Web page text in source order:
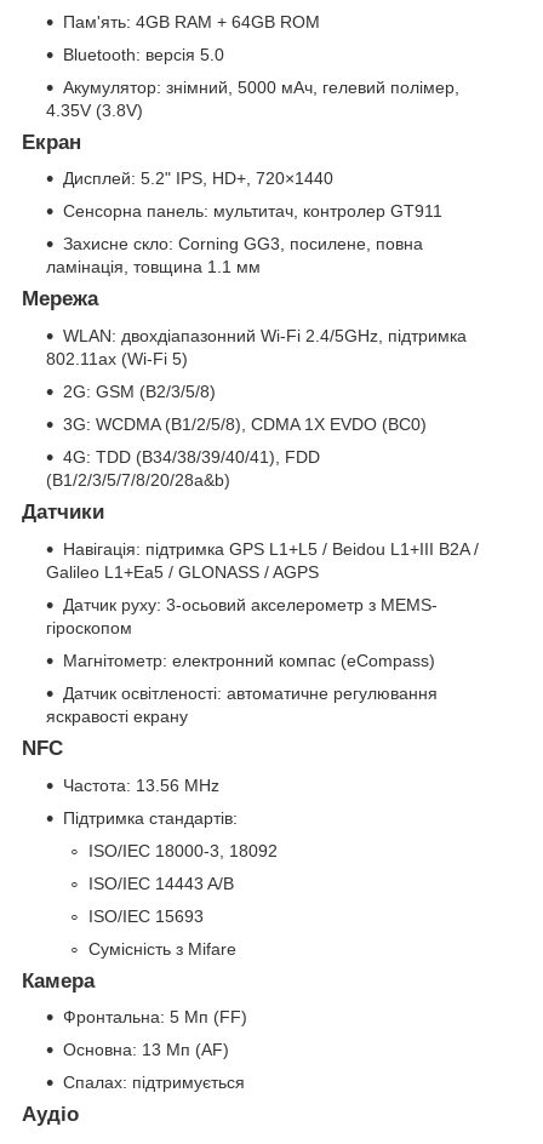
Пам'ять: 4GB RAM + 64GB ROM
Bluetooth: версія 5.0
Акумулятор: знімний, 5000 мАч, гелевий полімер,
4.35V (3.8V)
Екран
Дисплей: 5.2" IPS, HD+, 720×1440
Сенсорна панель: мультитач, контролер GT911
Захисне скло: Corning GG3, посилене, повна
ламінація, товщина 1.1 мм
Мережа
WLAN: двохдіапазонний Wi-Fi 2.4/5GHz, підтримка
802.11ax (Wi-Fi 5)
2G: GSM (B2/3/5/8)
3G: WCDMA (B1/2/5/8), CDMA 1X EVDO (BC0)
4G: TDD (B34/38/39/40/41), FDD
(B1/2/3/5/7/8/20/28a&b)
Датчики
Навігація: підтримка GPS L1+L5 / Beidou L1+III B2A /
Galileo L1+Ea5 / GLONASS / AGPS
Датчик руху: 3-осьовий акселерометр з MEMS-
гіроскопом
Магнітометр: електронний компас (eCompass)
Датчик освітленості: автоматичне регулювання
яскравості екрану
NFC
Частота: 13.56 MHz
Підтримка стандартів:
ISO/IEC 18000-3, 18092
ISO/IEC 14443 A/B
ISO/IEC 15693
Сумісність з Mifare
Камера
Фронтальна: 5 Мп (FF)
Основна: 13 Мп (AF)
Спалах: підтримується
Аудіо